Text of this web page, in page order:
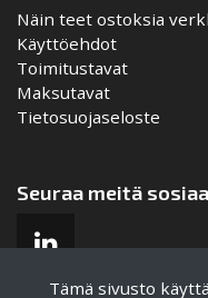
Tämä sivusto
Näin teet ostoksia
Käyttöehdot
Toimitustavat
Maksutavat
Tietosuojaseloste
Seuraa meitä